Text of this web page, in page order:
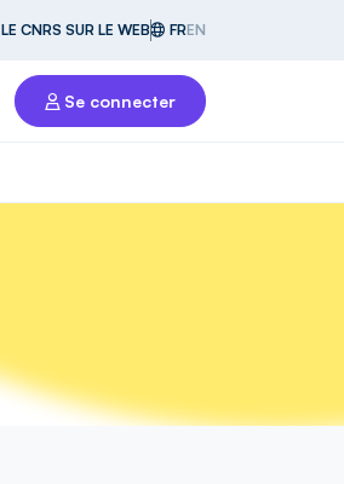
LE CNRS SUR LE WEB FREN
Se connecter